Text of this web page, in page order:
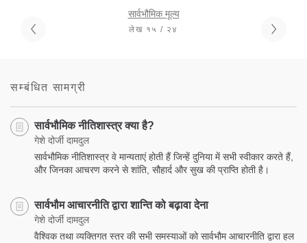
सार्वभौमिक मूल्य
लेख १५ / २४
सम्बंधित सामग्री
सार्वभौमिक नीतिशास्त्र क्या है?
गेशे दोर्जी दामदुल
सार्वभौमिक नीतिशास्त्र वे मान्यताएं होती हैं जिन्हें दुनिया में सभी स्वीकार करते हैं,
और जिनका आचरण करने से शांति, सौहार्द और सुख की प्राप्ति होती है।
सार्वभौम आचारनीति द्वारा शान्ति को बढ़ावा देना
गेशे दोर्जी दामदुल
वैश्विक तथा व्यक्तिगत स्तर की सभी समस्याओं को सार्वभौम आचारनीति द्वारा हल